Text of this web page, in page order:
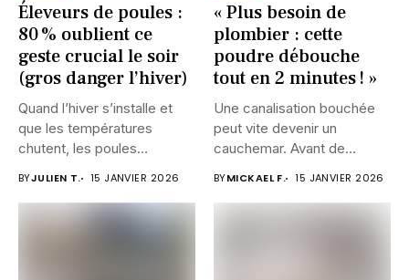
Éleveurs de poules :
80 % oublient ce
geste crucial le soir
(gros danger l’hiver)
Quand l’hiver s’installe et
que les températures
chutent, les poules
BYJULIEN T. 15 JANVIER 2026
« Plus besoin de
plombier : cette
poudre débouche
tout en 2 minutes ! »
Une canalisation bouchée
peut vite devenir un
cauchemar. Avant de
BYMICKAEL F. 15 JANVIER 2026